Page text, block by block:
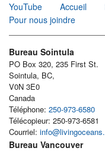
YouTube
Accueil
Pour nous joindre
Bureau Sointula
PO Box 320, 235 First St.
Sointula, BC,
V0N 3E0
Canada
Téléphone: 250-973-6580
Télécopieur: 250-973-6581
Courriel:
Bureau Vancouver